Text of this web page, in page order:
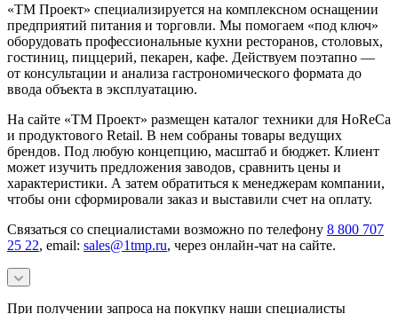
«ТМ Проект» специализируется на комплексном оснащении
предприятий питания и торговли. Мы помогаем «под ключ»
оборудовать профессиональные кухни ресторанов, столовых,
гостиниц, пиццерий, пекарен, кафе. Действуем поэтапно —
от консультации и анализа гастрономического формата до
ввода объекта в эксплуатацию.
На сайте «ТМ Проект» размещен каталог техники для HoReCa
и продуктового Retail. В нем собраны товары ведущих
брендов. Под любую концепцию, масштаб и бюджет. Клиент
может изучить предложения заводов, сравнить цены и
характеристики. А затем обратиться к менеджерам компании,
чтобы они сформировали заказ и выставили счет на оплату.
Связаться со специалистами возможно по телефону 8 800 707
25 22, email: sales@1tmp.ru, через онлайн-чат на сайте.
При получении запроса на покупку наши специалисты